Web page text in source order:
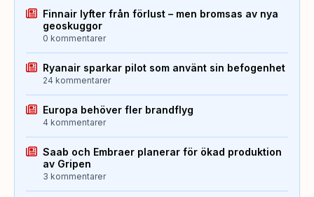
Finnair lyfter från förlust – men bromsas av nya
geoskuggor
0 kommentarer
Ryanair sparkar pilot som använt sin befogenhet
24 kommentarer
Europa behöver fler brandflyg
4 kommentarer
Saab och Embraer planerar för ökad produktion
av Gripen
3 kommentarer